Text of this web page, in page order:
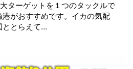
ターゲットを１つのタックルで
がおすすめです。イカの気配
ととらえて…